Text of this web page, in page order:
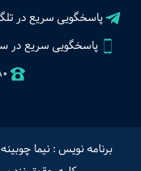
پاسخگویی سریع در
پاسخگویی سریع در سروش،
برنامه نویس : نیما چوبینه